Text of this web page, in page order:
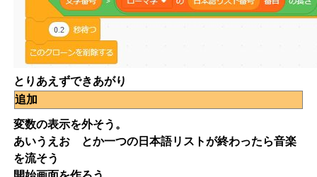
とりあえずできあがり
追加
変数の表示を外そう。
あいうえお とか一つの日本語リストが終わったら音楽
を流そう